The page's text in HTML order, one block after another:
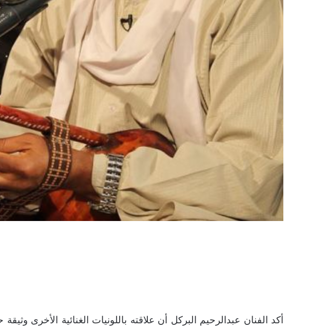
أكد الفنان عبدالرحيم البركل أن علاقته باللونيات الغنائية الأخرى